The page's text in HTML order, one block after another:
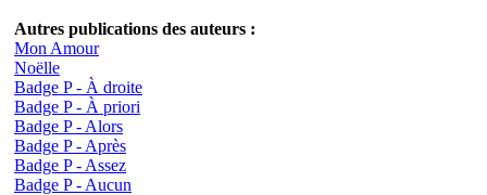
Autres publications des auteurs :
Mon Amour
Noëlle
Badge P - À droite
Badge P - À priori
Badge P - Alors
Badge P - Après
Badge P - Assez
Badge P - Aucun